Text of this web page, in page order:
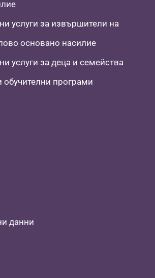
услуги за извършители на
основано насилие
услуги за деца и семейства
обучителни програми
данни